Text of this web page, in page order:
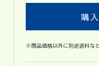
購
※商品価格以外に別途送料な